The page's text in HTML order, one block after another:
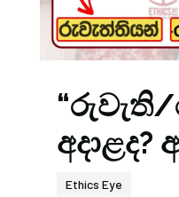
අදාළද?
Ethics Eye